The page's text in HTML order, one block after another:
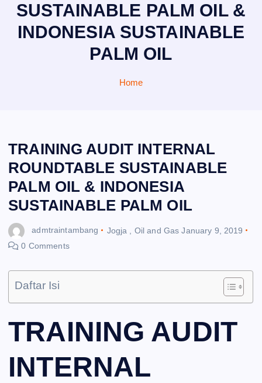
SUSTAINABLE PALM OIL &
INDONESIA SUSTAINABLE
PALM OIL
Home
TRAINING AUDIT INTERNAL
ROUNDTABLE SUSTAINABLE
PALM OIL & INDONESIA
SUSTAINABLE PALM OIL
admtraintambang Jogja Oil and Gas January 9, 2019
0 Comments
Daftar Isi
TRAINING AUDIT
INTERNAL